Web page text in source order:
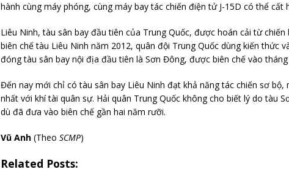
hành cùng máy phóng, cùng máy bay tác chiến điện tử J-15D có thể cất
Liêu Ninh, tàu sân bay đầu tiên của Trung Quốc, được hoán cải từ chiến
biên chế tàu Liêu Ninh năm 2012, quân đội Trung Quốc dùng kiến thức
đóng tàu sân bay nội địa đầu tiên là Sơn Đông, được biên chế vào
Đến nay mới chỉ có tàu sân bay Liêu Ninh đạt khả năng tác chiến sơ bộ,
nhất với khí tài quân sự. Hải quân Trung Quốc không cho biết lý do tàu
dù đã đưa vào biên chế gần hai năm rưỡi.
Vũ Anh (Theo SCMP)
Related Posts: